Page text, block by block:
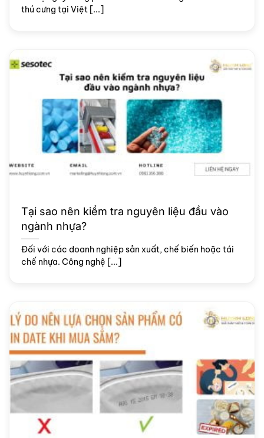
thú cưng tại Việt [...]
Tại sao nên kiểm tra nguyên liệu đầu vào
ngành nhựa?
Đối với các doanh nghiệp sản xuất, chế biến hoặc tái
chế nhựa. Công nghệ [...]